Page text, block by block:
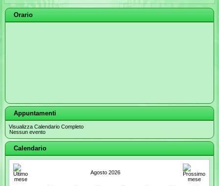
Orario
Appuntamenti
Visualizza Calendario Completo
Nessun evento
Calendario
Agosto 2026